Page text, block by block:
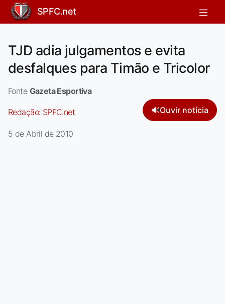
SPFC.net
TJD adia julgamentos e evita
desfalques para Timão e Tricolor
Fonte Gazeta Esportiva
Redação: SPFC.net 🔊Ouvir notícia
5 de Abril de 2010